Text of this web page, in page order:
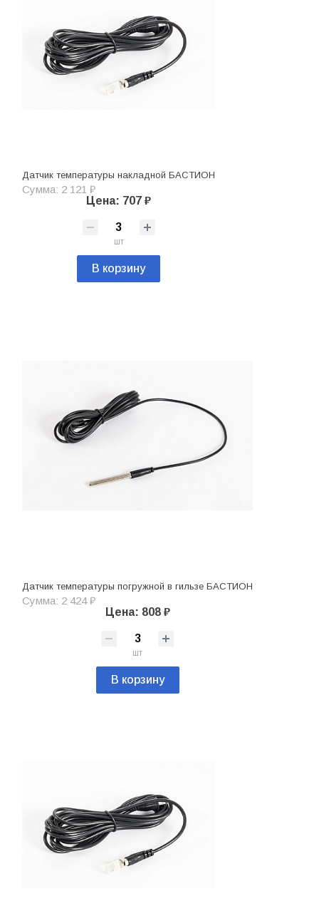
Датчик температуры накладной БАСТИОН
Сумма: 2 121 ₽
Цена: 707 ₽
шт
В корзину
Датчик температуры погружной в гильзе БАСТИОН
Сумма: 2 424 ₽
Цена: 808 ₽
шт
В корзину